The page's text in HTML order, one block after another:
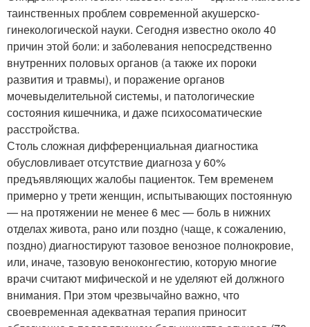
таинственных проблем современной акушерско-
гинекологической науки. Сегодня известно около 40
причин этой боли: и заболевания непосредственно
внутренних половых органов (а также их пороки
развития и травмы), и поражение органов
мочевыделительной системы, и патологические
состояния кишечника, и даже психосоматические
расстройства.
Столь сложная дифференциальная диагностика
обусловливает отсутствие диагноза у 60%
предъявляющих жалобы пациенток. Тем временем
примерно у трети женщин, испытывающих постоянную
— на протяжении не менее 6 мес — боль в нижних
отделах живота, рано или поздно (чаще, к сожалению,
поздно) диагностируют тазовое венозное полнокровие,
или, иначе, тазовую веноконгестию, которую многие
врачи считают мифической и не уделяют ей должного
внимания. При этом чрезвычайно важно, что
своевременная адекватная терапия приносит